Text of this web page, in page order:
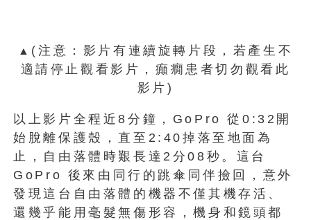
▲ (注意：影片有連續旋轉片段，若產生不
適請停止觀看影片，癲癇患者切勿觀看此
影片)
以上影片全程近8分鐘，GoPro 從0:32開
始脫離保護殼，直至2:40掉落至地面為
止，自由落體時艱長達2分08秒。這台
GoPro 後來由同行的跳傘同伴撿回，意外
發現這台自由落體的機器不僅其機存活、
還幾乎能用毫髮無傷形容，機身和鏡頭都